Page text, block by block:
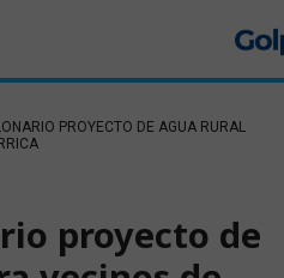
PROYECTO DE AGUA RURAL
proyecto de